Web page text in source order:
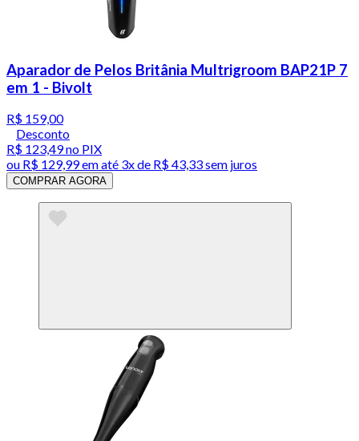
Aparador de Pelos Britânia Multrigroom BAP21P 7
em 1 - Bivolt
R$ 159,00
Desconto
R$ 123,49no PIX
ou R$ 129,99em até 3x de R$ 43,33 sem juros
COMPRAR AGORA